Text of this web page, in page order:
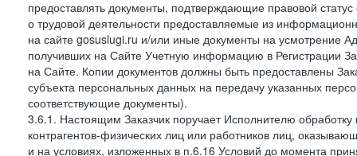
предоставлять документы, подтверждающие правовой
о трудовой деятельности предоставляемые из
на сайте gosuslugi.ru и/или иные документы на усмотрение
получивших на Сайте Учетную информацию в Регистрации
на Сайте. Копии документов должны быть предоставлены
субъекта персональных данных на передачу указанных
соответствующие документы).
3.6.1. Настоящим Заказчик поручает Исполнителю
контрагентов-физических лиц или работников лиц,
и на условиях, изложенных в п.6.16 Условий до момента